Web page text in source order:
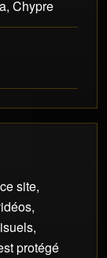
Chypre
site,
protégé